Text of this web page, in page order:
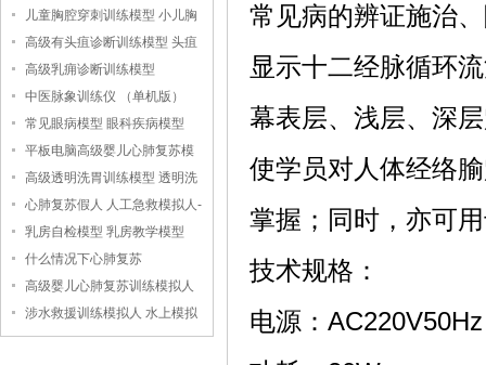
儿童胸腔穿刺训练模型 小儿胸
腔培训模型
高级有头疽诊断训练模型 头疽
诊断教学模型
高级乳痈诊断训练模型
中医脉象训练仪 （单机版）
常见眼病模型 眼科疾病模型
平板电脑高级婴儿心肺复苏模
拟人
高级透明洗胃训练模型 透明洗
胃模型
心肺复苏假人 人工急救模拟人-
-上海中弘科教公司
乳房自检模型 乳房教学模型
什么情况下心肺复苏
高级婴儿心肺复苏训练模拟人
（无线版），婴儿心肺复苏模
拟人
涉水救援训练模拟人 水上模拟
救援假人
常见病的辨证施治
显示十二经脉循环
幕表层、浅层、深
使学员对人体经络
掌握；同时，亦可
技术规格：
电源：AC220V50Hz